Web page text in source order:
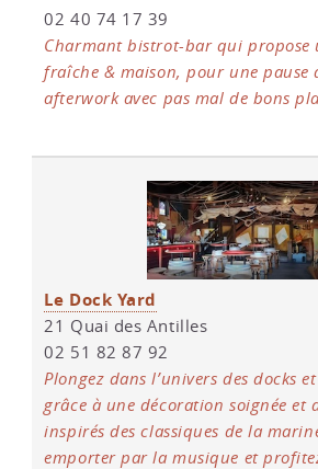
02 40 74 17 39
Charmant bistrot-bar qui propose
fraîche & maison, pour une pause
afterwork avec pas mal de bons
Le Dock Yard
21 Quai des Antilles
02 51 82 87 92
Plongez dans l’univers des docks
grâce à une décoration soignée et
inspirés des classiques de la
emporter par la musique et